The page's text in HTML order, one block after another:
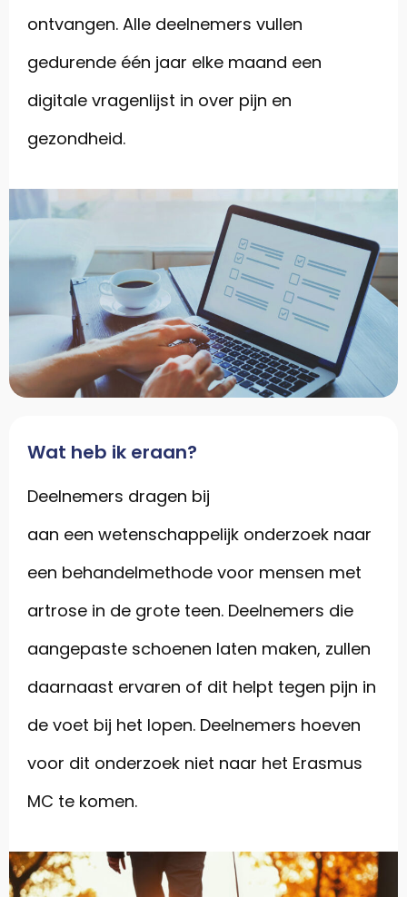
ontvangen. Alle deelnemers vullen
gedurende één jaar elke maand een
digitale vragenlijst in over pijn en
gezondheid.
Wat heb ik eraan?
Deelnemers dragen bij
aan een wetenschappelijk onderzoek naar
een behandelmethode voor mensen met
artrose in de grote teen. Deelnemers die
aangepaste schoenen laten maken, zullen
daarnaast ervaren of dit helpt tegen pijn in
de voet bij het lopen. Deelnemers hoeven
voor dit onderzoek niet naar het Erasmus
MC te komen.